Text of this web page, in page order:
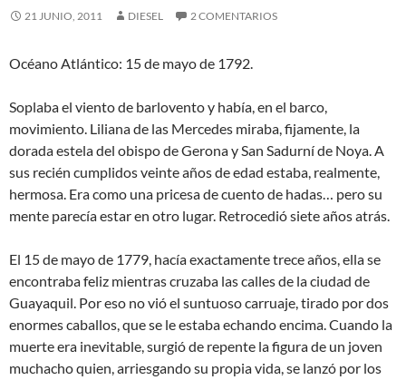
21 JUNIO, 2011 DIESEL 2 COMENTARIOS
Océano Atlántico: 15 de mayo de 1792.
Soplaba el viento de barlovento y había, en el barco,
movimiento. Liliana de las Mercedes miraba, fijamente, la
dorada estela del obispo de Gerona y San Sadurní de Noya. A
sus recién cumplidos veinte años de edad estaba, realmente,
hermosa. Era como una pricesa de cuento de hadas… pero su
mente parecía estar en otro lugar. Retrocedió siete años atrás.
El 15 de mayo de 1779, hacía exactamente trece años, ella se
encontraba feliz mientras cruzaba las calles de la ciudad de
Guayaquil. Por eso no vió el suntuoso carruaje, tirado por dos
enormes caballos, que se le estaba echando encima. Cuando la
muerte era inevitable, surgió de repente la figura de un joven
muchacho quien, arriesgando su propia vida, se lanzó por los